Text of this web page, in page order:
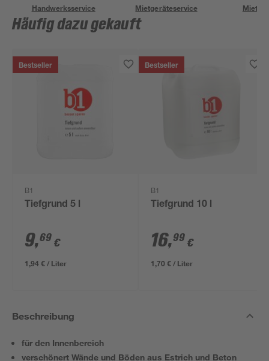
Handwerksservice Mietgeräteservice
Häufig dazu gekauft
Bestseller
B1
Tiefgrund 5 l
9,69 €
1,94 € / Liter
Bestseller
B1
Tiefgrund 10 l
16,99 €
1,70 € / Liter
Beschreibung
für den Innenbereich
verschönert Wände und Böden aus Estrich und Beton